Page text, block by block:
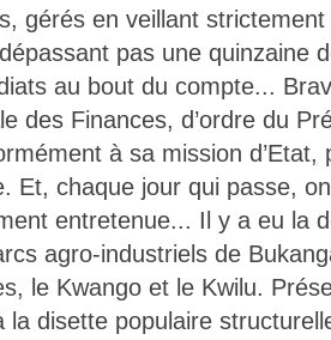
gérés en veillant strictement
pas une quinzaine
au bout du compte...
des Finances, d’ordre du
à sa mission
Et, chaque jour qui passe,
entretenue... Il y a eu la
agro-industriels de
le Kwango et le Kwilu.
la disette populaire